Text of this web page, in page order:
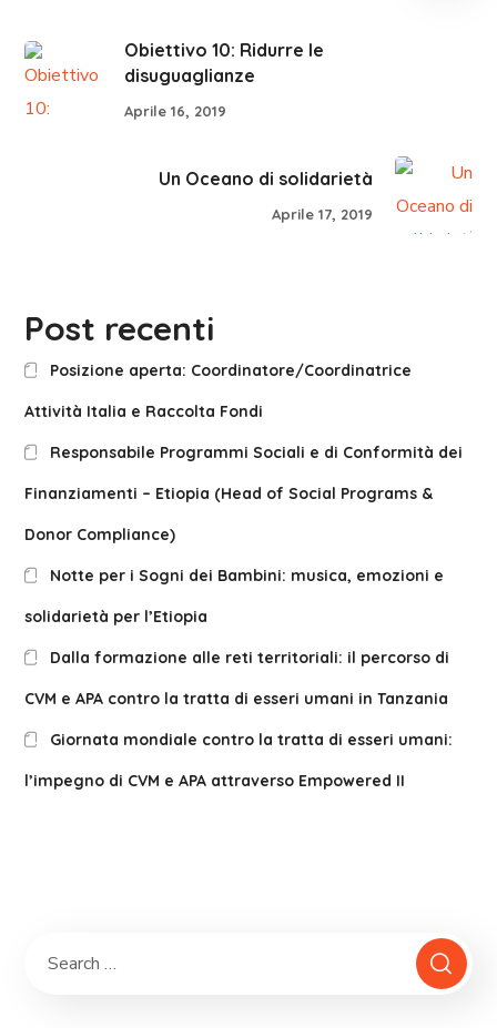
Obiettivo 10: Ridurre le
disuguaglianze
Aprile 16, 2019
Un Oceano di solidarietà
Aprile 17, 2019
Post recenti
Posizione aperta: Coordinatore/Coordinatrice
Attività Italia e Raccolta Fondi
Responsabile Programmi Sociali e di Conformità dei
Finanziamenti – Etiopia (Head of Social Programs &
Donor Compliance)
Notte per i Sogni dei Bambini: musica, emozioni e
solidarietà per l’Etiopia
Dalla formazione alle reti territoriali: il percorso di
CVM e APA contro la tratta di esseri umani in Tanzania
Giornata mondiale contro la tratta di esseri umani:
l’impegno di CVM e APA attraverso Empowered II